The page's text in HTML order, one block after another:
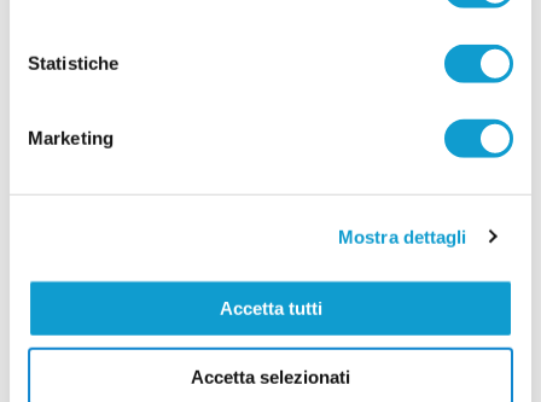
Statistiche
Marketing
Mostra dettagli
Accetta tutti
Accetta selezionati
La Maceratese aggiunge un nuovo tassello alla
rosa in vista della stagione 2026/2027. Il club
biancorosso ha ufficializzato il tesseramento del
giocatori
L’Elite Tolentino presenta altri tre giocatori per il prossimo campionato di
di serie D con il Porto Sant’Elpidio, con...leggi
31/07/2026
CHIESANUOVA riabbraccia Giacomo Iommi